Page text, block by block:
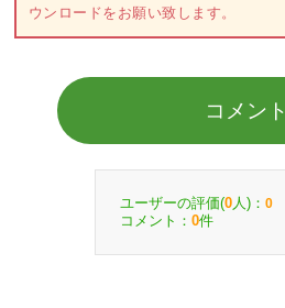
ウンロードをお願い致します。
コメント
ユーザーの評価(0 人)： 0
コメント： 0件